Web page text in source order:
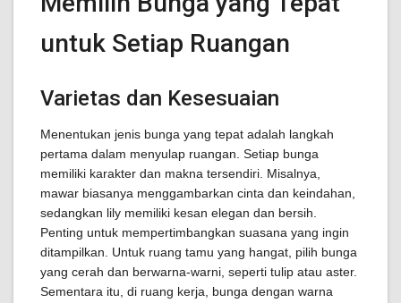
untuk Setiap Ruangan
Varietas dan Kesesuaian
Menentukan jenis bunga yang tepat adalah langkah
pertama dalam menyulap ruangan. Setiap bunga
memiliki karakter dan makna tersendiri. Misalnya,
mawar biasanya menggambarkan cinta dan keindahan,
sedangkan lily memiliki kesan elegan dan bersih.
Penting untuk mempertimbangkan suasana yang ingin
ditampilkan. Untuk ruang tamu yang hangat, pilih bunga
yang cerah dan berwarna-warni, seperti tulip atau aster.
Sementara itu, di ruang kerja, bunga dengan warna